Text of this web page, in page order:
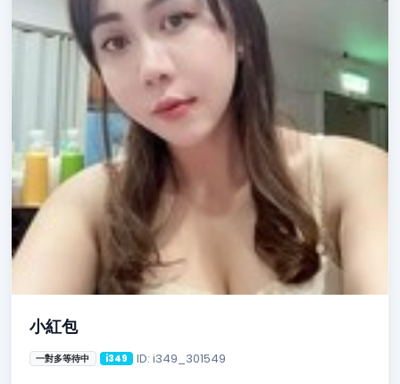
小紅包
一對多等待中 i349 ID: i349_301549